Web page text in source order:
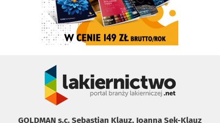
GOLDMAN s.c. Sebastian Klauz, Joanna Sęk-Klauz